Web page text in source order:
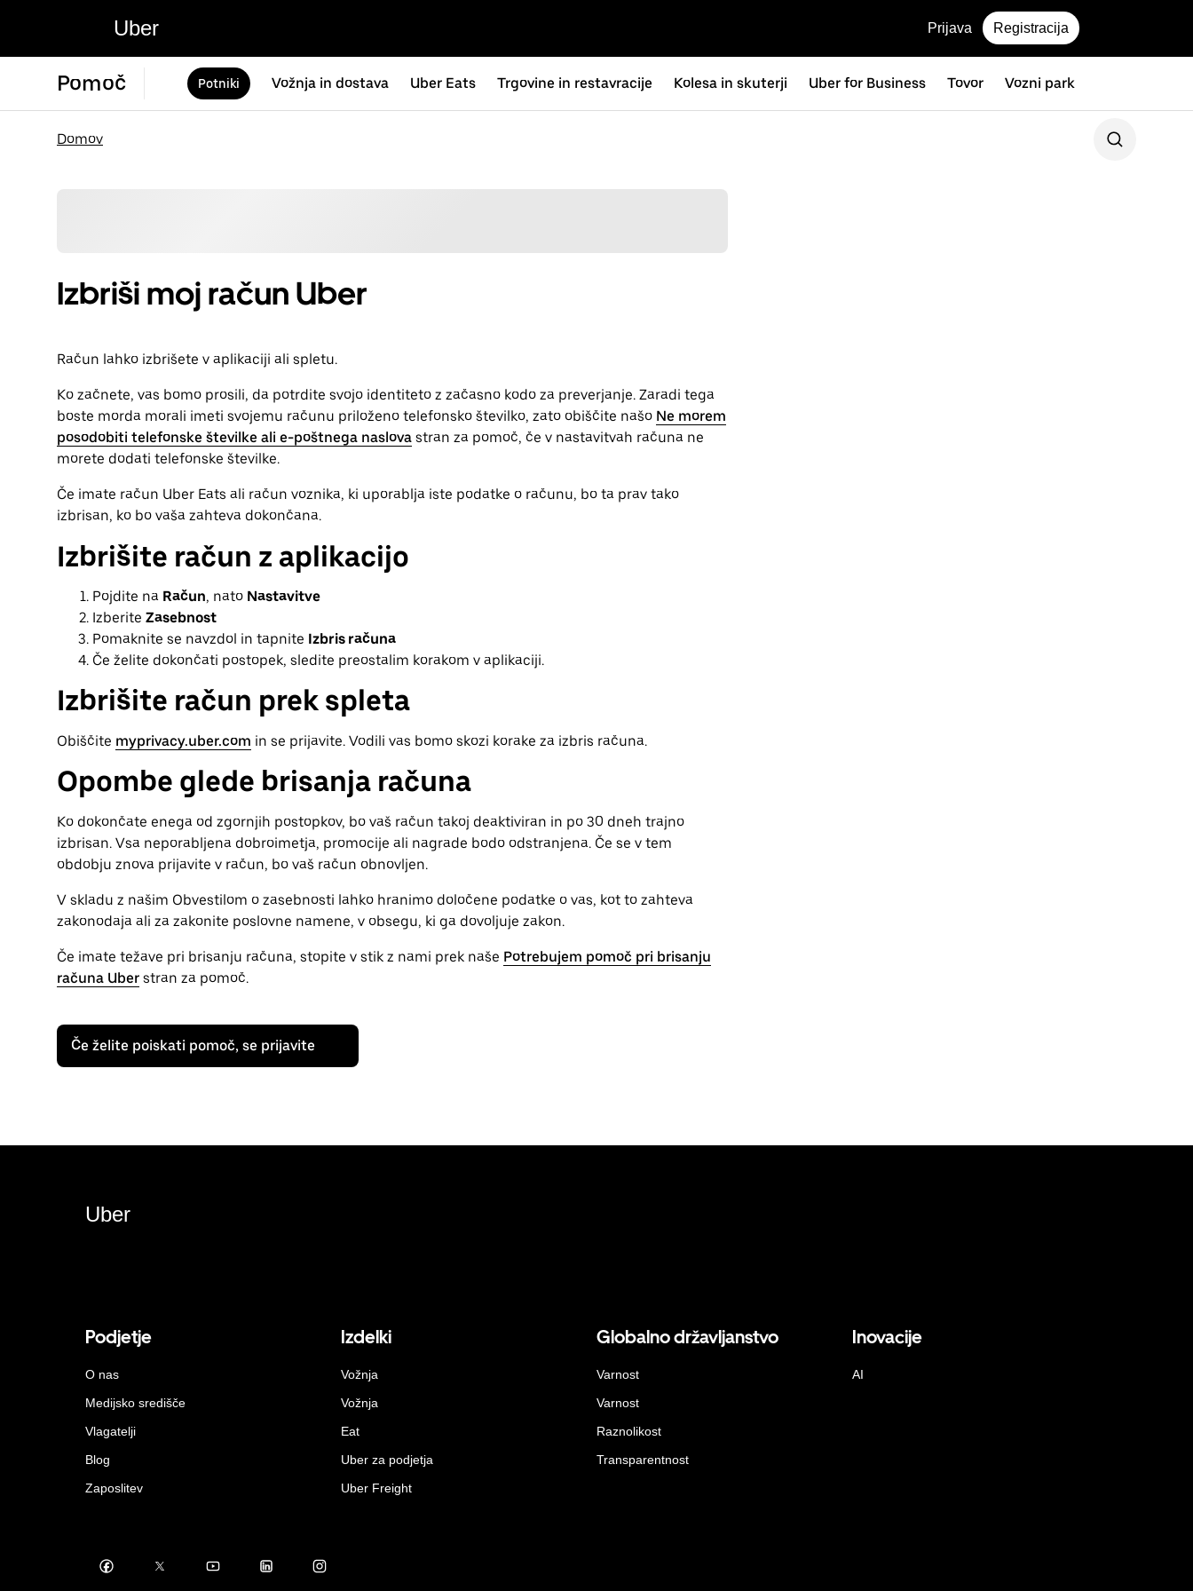
Uber Prijava Registracija
Pomoč Potniki Vožnja in dostava Uber Eats Trgovine in restavracije Kolesa in skuterji Uber for Business Tovor Vozni park
Domov
Izbriši moj račun Uber
Račun lahko izbrišete v aplikaciji ali spletu.
Ko začnete, vas bomo prosili, da potrdite svojo identiteto z začasno kodo za preverjanje. Zaradi tega
boste morda morali imeti svojemu računu priloženo telefonsko številko, zato obiščite našo Ne morem
posodobiti telefonske številke ali e-poštnega naslova stran za pomoč, če v nastavitvah računa ne
morete dodati telefonske številke.
Če imate račun Uber Eats ali račun voznika, ki uporablja iste podatke o računu, bo ta prav tako
izbrisan, ko bo vaša zahteva dokončana.
Izbrišite račun z aplikacijo
Pojdite na Račun, nato Nastavitve
Izberite Zasebnost
Pomaknite se navzdol in tapnite Izbris računa
Če želite dokončati postopek, sledite preostalim korakom v aplikaciji.
Izbrišite račun prek spleta
Obiščite myprivacy.uber.com in se prijavite. Vodili vas bomo skozi korake za izbris računa.
Opombe glede brisanja računa
Ko dokončate enega od zgornjih postopkov, bo vaš račun takoj deaktiviran in po 30 dneh trajno
izbrisan. Vsa neporabljena dobroimetja, promocije ali nagrade bodo odstranjena. Če se v tem
obdobju znova prijavite v račun, bo vaš račun obnovljen.
V skladu z našim Obvestilom o zasebnosti lahko hranimo določene podatke o vas, kot to zahteva
zakonodaja ali za zakonite poslovne namene, v obsegu, ki ga dovoljuje zakon.
Če imate težave pri brisanju računa, stopite v stik z nami prek naše Potrebujem pomoč pri brisanju
računa Uber stran za pomoč.
Če želite poiskati pomoč, se prijavite
Uber
Podjetje
O nas
Medijsko središče
Vlagatelji
Blog
Zaposlitev
Izdelki
Vožnja
Vožnja
Eat
Uber za podjetja
Uber Freight
Globalno državljanstvo
Varnost
Varnost
Raznolikost
Transparentnost
Inovacije
AI